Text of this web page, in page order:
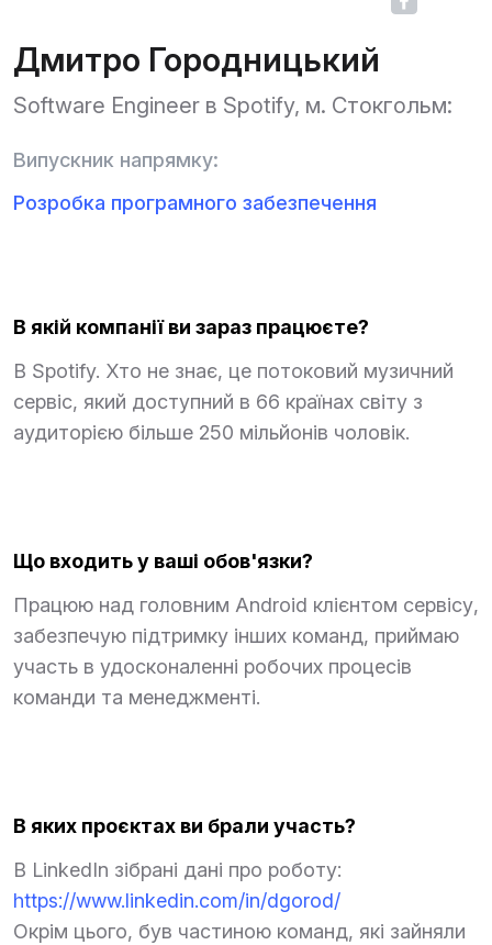
Дмитро Городницький
Software Engineer в Spotify, м. Стокгольм:
Випускник напрямку:
Розробка програмного забезпечення
В якій компанії ви зараз працюєте?
В Spotify. Хто не знає, це потоковий музичний
сервіс, який доступний в 66 країнах світу з
аудиторією більше 250 мільйонів чоловік.
Що входить у ваші обов'язки?
Працюю над головним Android клієнтом сервісу,
забезпечую підтримку інших команд, приймаю
участь в удосконаленні робочих процесів
команди та менеджменті.
В яких проєктах ви брали участь?
В LinkedIn зібрані дані про роботу:
https://www.linkedin.com/in/dgorod/
Окрім цього, був частиною команд, які зайняли